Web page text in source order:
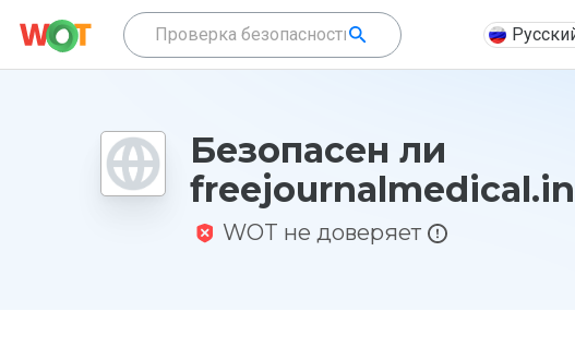
Безопасен ли
WOT не доверяет